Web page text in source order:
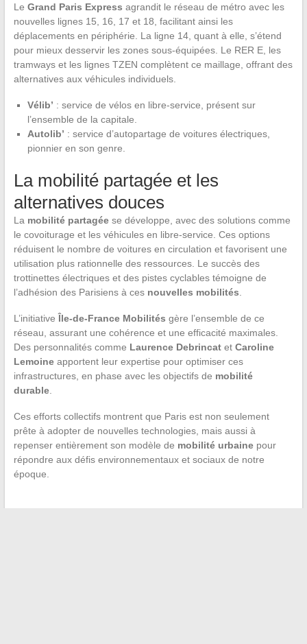
Le Grand Paris Express agrandit le réseau de métro avec les
nouvelles lignes 15, 16, 17 et 18, facilitant ainsi les
déplacements en périphérie. La ligne 14, quant à elle, s’étend
pour mieux desservir les zones sous-équipées. Le RER E, les
tramways et les lignes TZEN complètent ce maillage, offrant des
alternatives aux véhicules individuels.
Vélib’ : service de vélos en libre-service, présent sur
l’ensemble de la capitale.
Autolib’ : service d’autopartage de voitures électriques,
pionnier en son genre.
La mobilité partagée et les
alternatives douces
La mobilité partagéese développe, avec des solutions comme
le covoiturage et les véhicules en libre-service. Ces options
réduisent le nombre de voitures en circulation et favorisent une
utilisation plus rationnelle des ressources. Le succès des
trottinettes électriques et des pistes cyclables témoigne de
l’adhésion des Parisiens à ces nouvelles mobilités
L’initiativeÎle-de-France Mobilités gère l’ensemble de ce
réseau, assurant une cohérence et une efficacité maximales.
Des personnalités comme Laurence Debrincatet Caroline
Lemoineapportent leur expertise pour optimiser ces
infrastructures, en phase avec les objectifs de mobilité
durable.
Ces efforts collectifs montrent que Paris est non seulement
prête à adopter de nouvelles technologies, mais aussi à
repenser entièrement son modèle de mobilité urbainepour
répondre aux défis environnementaux et sociaux de notre
époque.